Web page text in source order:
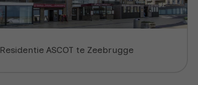
Residentie ASCOT te Zeebrugge